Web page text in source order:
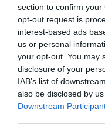
section to confirm
opt-out request is
interest-based ads
us or personal
your opt-out. You may
disclosure of your
IAB’s list of
also be disclosed by
Downstream
A Mokka lesz
elektromosan